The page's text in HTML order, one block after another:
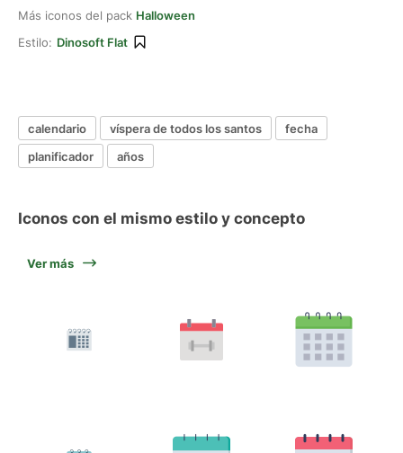
Más iconos del pack Halloween
Estilo: Dinosoft Flat
calendario víspera de todos los santos
fecha
planificador
años
Iconos con el mismo estilo y concepto
Ver más